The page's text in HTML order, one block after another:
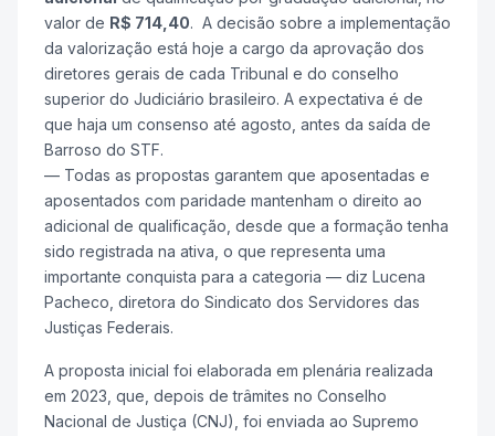
valor de R$ 714,40. A decisão sobre a implementação
da valorização está hoje a cargo da aprovação dos
diretores gerais de cada Tribunal e do conselho
superior do Judiciário brasileiro. A expectativa é de
que haja um consenso até agosto, antes da saída de
Barroso do STF.
— Todas as propostas garantem que aposentadas e
aposentados com paridade mantenham o direito ao
adicional de qualificação, desde que a formação tenha
sido registrada na ativa, o que representa uma
importante conquista para a categoria — diz Lucena
Pacheco, diretora do Sindicato dos Servidores das
Justiças Federais.
A proposta inicial foi elaborada em plenária realizada
em 2023, que, depois de trâmites no Conselho
Nacional de Justiça (CNJ), foi enviada ao Supremo